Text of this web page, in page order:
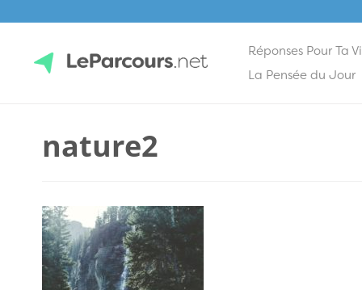
Réponses Pour Ta
La Pensée du Jour
nature2